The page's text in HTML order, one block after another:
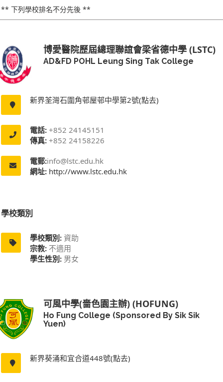
** 下列學校排名不分先後 **
博愛醫院歷屆總理聯誼會梁省德中學 (LSTC)
AD&FD POHL Leung Sing Tak College
新界荃灣石圍角邨屋邨中學第2號(點去)
電話: +852 24145151
傳真: +852 24158226
電郵:info@lstc.edu.hk
網址: http://www.lstc.edu.hk
學校類別
學校類別: 資助
宗教: 不適用
學生性別: 男女
可風中學(嗇色園主辦) (HOFUNG)
Ho Fung College (Sponsored By Sik Sik
Yuen)
新界葵涌和宜合道448號(點去)